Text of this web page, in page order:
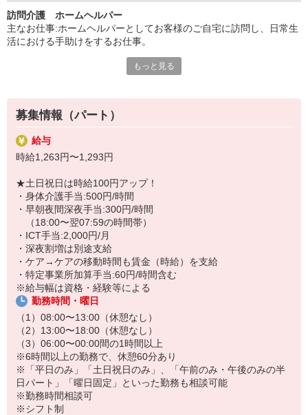
・子育て支援の福利厚生制度あり！子育てと仕事の両立を応援◎
・スタッフ何でも相談窓口やライフキャリア相談など、各相談窓
口あり
◇頑張った分、スタッフに還元！
・パートは特別手当の支給あり
訪問介護 ホームヘルパー
主なお仕事:ホームヘルパーとしてお客様のご自宅に訪問し、日常生
活における手助けをするお仕事。
※一人での業務に安心するまで同行研修あり
※外出時の移動手段：マイカー
★＼サービス・職種の魅力／
「ありがとう」や「あなたが来てくれてうれしい」という感謝の言
きます。一方的に支えるだけではなく、時にはお客様から元気や活
力をもらったりすることがあります。これは、お客様と1対1で関係
を深めていく訪問介護ならではの醍醐味です！
もっと見る
募集情報（パート）
給与
時給1,263円〜1,293円
★土日祝日は時給100円アップ！
・身体介護手当:500円/時間
・早朝夜間深夜手当:300円/時間
（18:00〜翌07:59の時間帯）
・ICT手当:2,000円/月
・深夜割増は別途支給
・ケア→ケアの移動時間も賃金（時給）を支給
・特定事業所加算手当:60円/時間含む
※給与幅は資格・経験等による
勤務時間・曜日
（1）08:00〜13:00（休憩なし）
（2）13:00〜18:00（休憩なし）
（3）06:00〜00:00間の1時間以上
※6時間以上の勤務で、休憩60分あり
※「平日のみ」「土日祝日のみ」、「午前のみ・午後のみの半
日パート」「曜日固定」といった勤務も相談可能
※勤務時間相談可
※シフト制